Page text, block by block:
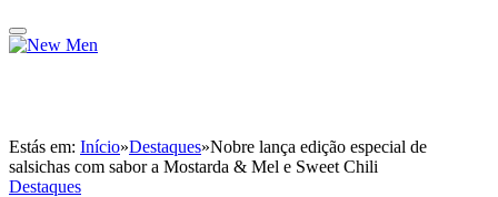
Estás em: Início»Destaques»Nobre lança edição especial de
salsichas com sabor a Mostarda & Mel e Sweet Chili
Destaques